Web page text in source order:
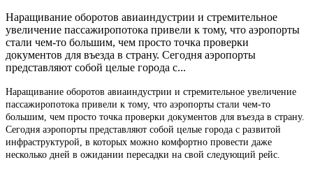
Наращивание оборотов авиаиндустрии и стремительное
увеличение пассажиропотока привели к тому, что аэропорты
стали чем-то большим, чем просто точка проверки
документов для въезда в страну. Сегодня аэропорты
представляют собой целые города с...
Наращивание оборотов авиаиндустрии и стремительное увеличение
пассажиропотока привели к тому, что аэропорты стали чем-то
большим, чем просто точка проверки документов для въезда в страну.
Сегодня аэропорты представляют собой целые города с развитой
инфраструктурой, в которых можно комфортно провести даже
несколько дней в ожидании пересадки на свой следующий рейс.